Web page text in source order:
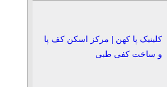
کلینیک پا کهن | مرکز اسکن کف پا
و ساخت کفی طبی